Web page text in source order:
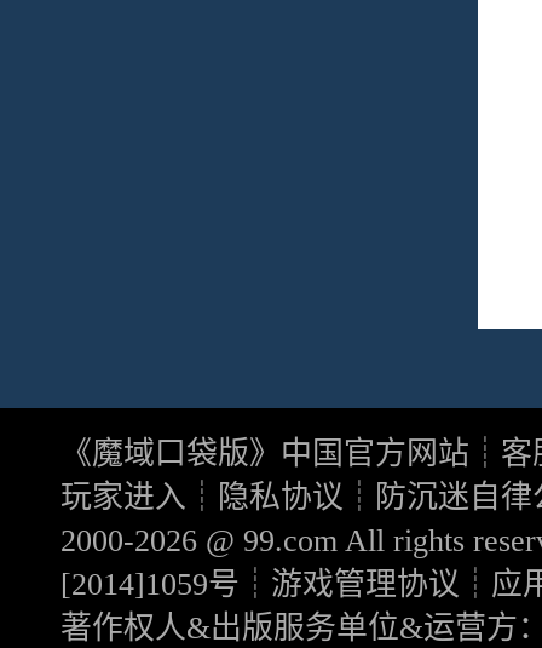
《魔域口袋版》中国官方网站┊客
玩家进入┊ 隐私协议 ┊ 防沉迷自律
2000-2026 @ 99.com All rights
[2014]1059号 ┊ 游戏管理协议 ┊ 应
著作权人&出版服务单位&运营方